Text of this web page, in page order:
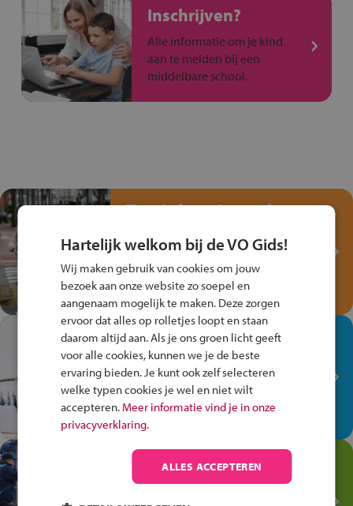
Inschrijven?
Alle informatie om je kind
aan te melden bij een
middelbare school.
Test je kennis met het
Verkeersspel!
Speel het Fiets Veilig Verkeersspel
en win een Cortina-fiets!
In de winkel ben je op je
plek!
Ontdek via het vmbo jouw talent
op de winkelvloer, waar elke dag
anders is!
Jouw talent in de
Transport en Logistiek
Hartelijk welkom bij de VO Gids!
Wij maken gebruik van cookies om jouw
bezoek aan onze website zo soepel en
aangenaam mogelijk te maken. Deze zorgen
ervoor dat alles op rolletjes loopt en staan
daarom altijd aan. Als je ons groen licht geeft
voor alle cookies, kunnen we je de beste
ervaring bieden. Je kunt ook zelf selecteren
welke typen cookies je wel en niet wilt
accepteren. Meer informatie vind je in onze
privacyverklaring.
ALLES ACCEPTEREN